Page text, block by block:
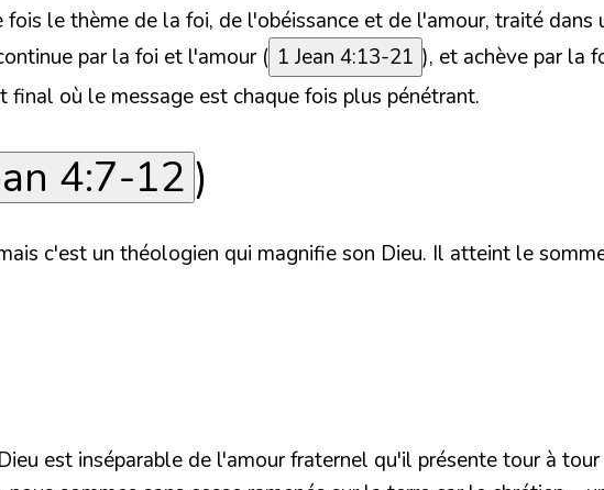
le thème de la foi, de l'obéissance et de l'amour, traité dans
par la foi et l'amour ( 1 Jean 4:13-21 ), et achève par la
final où le message est chaque fois plus pénétrant.
4:7-12 )
c'est un théologien qui magnifie son Dieu. Il atteint le
est inséparable de l'amour fraternel qu'il présente tour à